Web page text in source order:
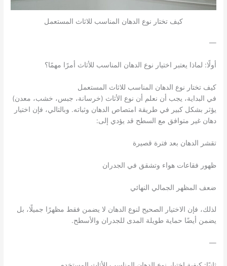
كيف تختار نوع الدهان المناسب للاثاث المستعمل
—
أولًا: لماذا يعتبر اختيار نوع الدهان المناسب للأثاث أمرًا مهمًا؟
كيف تختار نوع الدهان المناسب للاثاث المستعمل
في البداية، يجب أن نعلم أن نوع الأثاث (خرسانة، جبس، خشب، معدن)
يؤثر بشكل كبير في طريقة امتصاص الدهان وثباته. وبالتالي، فإن اختيار
دهان غير متوافق مع السطح قد يؤدي إلى:
تقشر الدهان بعد فترة قصيرة
ظهور فقاعات هواء وتشقق في الجدران
ضعف المظهر الجمالي النهائي
لذلك، فإن الاختيار الصحيح لنوع الدهان لا يضمن فقط مظهرًا جميلًا، بل
يضمن أيضًا حماية طويلة المدى للجدران والأسطح.
—